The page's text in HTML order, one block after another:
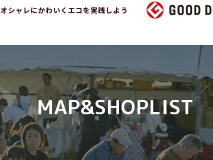
オシャレにかわいくエコを実践しよう
MAP&SHOPLIST